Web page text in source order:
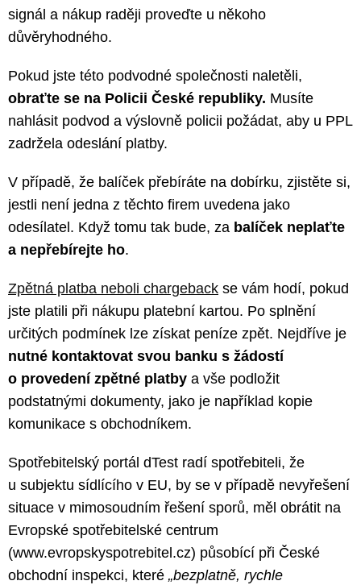
signál a nákup raději proveďte u někoho
důvěryhodného.
Pokud jste této podvodné společnosti naletěli,
obraťte se na Policii České republiky. Musíte
nahlásit podvod a výslovně policii požádat, aby u PPL
zadržela odeslání platby.
V případě, že balíček přebíráte na dobírku, zjistěte si,
jestli není jedna z těchto firem uvedena jako
odesílatel. Když tomu tak bude, za balíček neplaťte
a nepřebírejte ho.
Zpětná platba neboli chargeback se vám hodí, pokud
jste platili při nákupu platební kartou. Po splnění
určitých podmínek lze získat peníze zpět. Nejdříve je
nutné kontaktovat svou banku s žádostí
o provedení zpětné platby a vše podložit
podstatnými dokumenty, jako je například kopie
komunikace s obchodníkem.
Spotřebitelský portál dTest radí spotřebiteli, že
u subjektu sídlícího v EU, by se v případě nevyřešení
situace v mimosoudním řešení sporů, měl obrátit na
Evropské spotřebitelské centrum
(www.evropskyspotrebitel.cz) působící při České
obchodní inspekci, které „bezplatně, rychle